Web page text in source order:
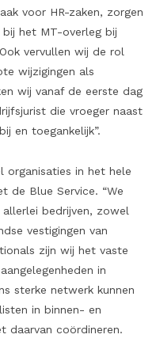
voor HR-zaken, zorgen
het MT-overleg bij
vervullen wij de rol
wijzigingen als
wij vanaf de eerste dag
die vroeger naast
en toegankelijk”.
organisaties in het hele
de Blue Service. “We
bedrijven, zowel
vestigingen van
zijn wij het vaste
in
sterke netwerk kunnen
in binnen- en
daarvan coördineren.